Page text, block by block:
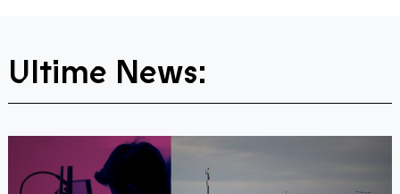
Ultime News: